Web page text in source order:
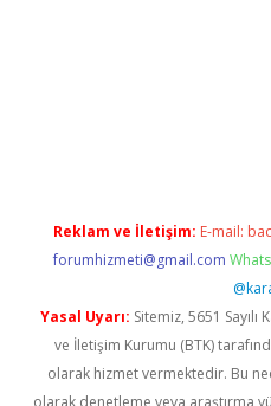
Reklam ve İletişim: E-mail:
forumhizmeti@gmail.com
Yasal Uyarı: Sitemiz, 5651
ve İletişim Kurumu (BTK)
olarak hizmet vermektedir. Bu
olarak denetleme veya araştırma